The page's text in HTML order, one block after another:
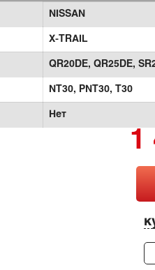
NISSAN
X-TRAIL
QR20DE, QR25DE,
NT30, PNT30, T30
Нет
1